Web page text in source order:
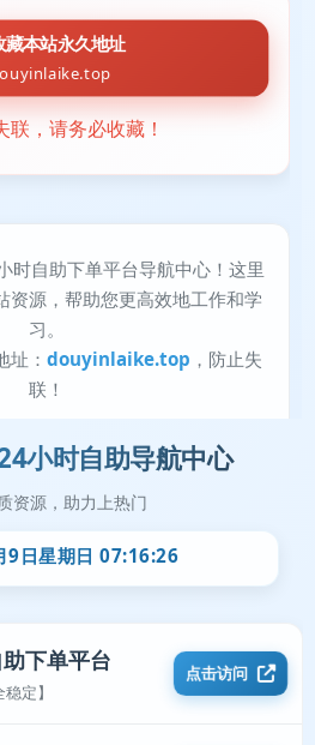
小时自助导航中心
资源，助力上热门
9日星期日 07:16:26
下单平台
定】
点击访问